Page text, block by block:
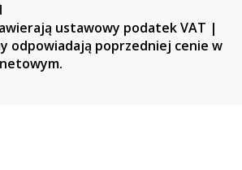
ustawowy podatek VAT |
odpowiadają poprzedniej cenie w